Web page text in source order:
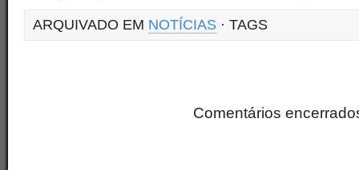
ARQUIVADO EM NOTÍCIAS · TAGS
Comentários